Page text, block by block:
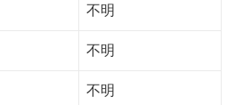
不明
不明
不明